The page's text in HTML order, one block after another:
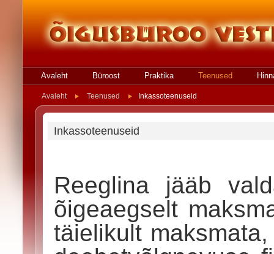
Avaleht Büroost Praktika Teenused
Avaleht Teenused Inkassoteenuseid
Inkassoteenuseid
Reeglina jääb
õigeaegselt
täielikult